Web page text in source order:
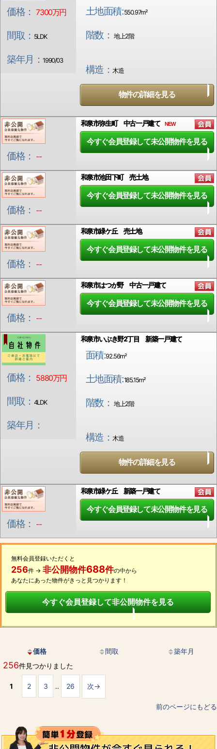
価格：7300万円
間取： 5LDK
築年月：1990/03
土地面積:550.97m²
階数： 地上2階
構造：木造
物件の詳細を見る
価格： --
和泉市弥生町 中古一戸建て NEW
今すぐ会員登録して未公開物件を見る
価格： --
和泉市池田下町 売土地
今すぐ会員登録して未公開物件を見る
価格： --
和泉市緑ケ丘 売土地
今すぐ会員登録して未公開物件を見る
価格： --
和泉市はつが野 中古一戸建て
今すぐ会員登録して未公開物件を見る
価格： 5880万円
間取： 4LDK
築年月：
和泉市いぶき野2丁目 新築一戸建て
面積:92.56m²
土地面積:185.15m²
階数： 地上2階
構造：木造
物件の詳細を見る
価格： --
和泉市緑ケ丘 新築一戸建て
今すぐ会員登録して未公開物件を見る
無料会員登録いただくと
256件 → 非公開物件688件の中から
あなたにあった物件がきっと見つかります！
今すぐ会員登録して非公開物件を見る
価格 間取 築年月
256件見つかりました
1 2 3 .. 26 次→
前のページにもどる